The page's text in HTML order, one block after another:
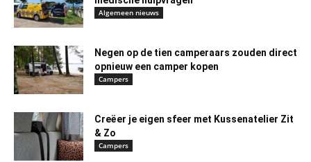
Algemeen nieuws
Negen op de tien camperaars zouden direct
opnieuw een camper kopen
Campers
Creëer je eigen sfeer met Kussenatelier Zit
& Zo
Campers